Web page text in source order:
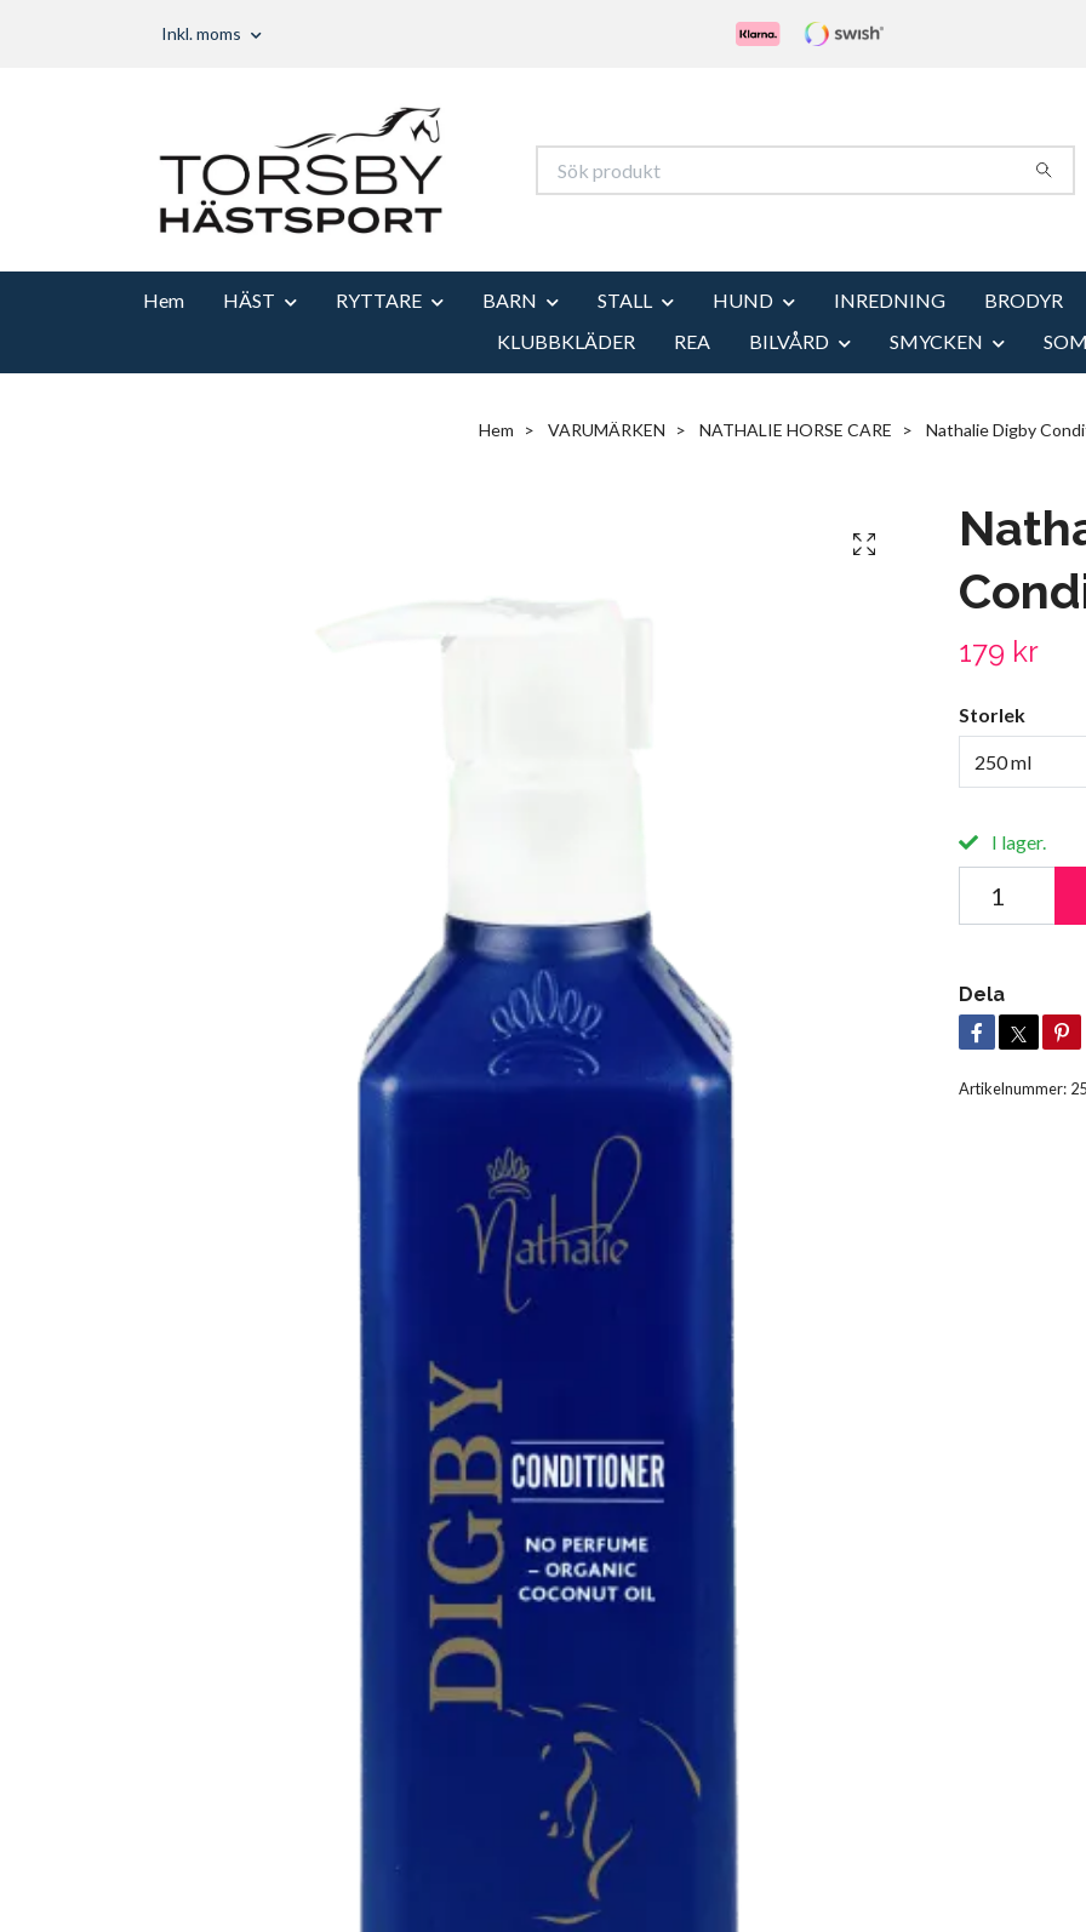
Inkl. moms
Hem HÄST RYTTARE BARN STALL HUND INREDNING BRODYR
KLUBBKLÄDER
REA BILVÅRD SMYCKEN
Hem VARUMÄRKEN NATHALIE HORSE CARE Nathalie Digby
179 kr
Storlek
250 ml
I lager.
Dela
Artikelnummer: